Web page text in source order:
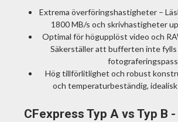
Extrema överföringshastigheter –
1800 MB/s och skrivhastigheter
Optimal för högupplöst video och
Säkerställer att bufferten inte
fotograferingspass
Hög tillförlitlighet och robust
och temperaturbeständig,
CFexpress Typ A vs Typ B